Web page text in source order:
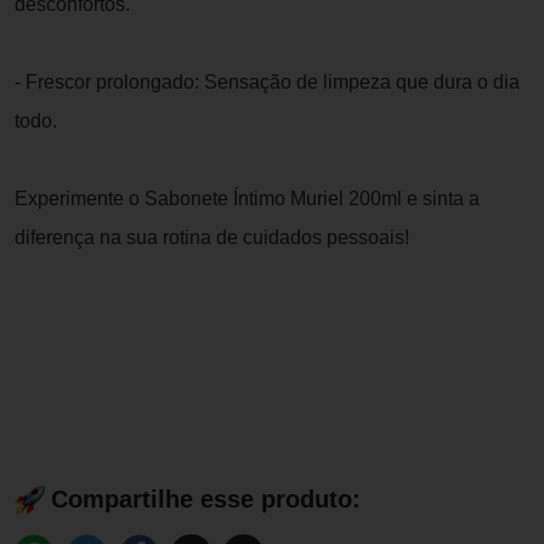
- Frescor prolongado: Sensação de limpeza que dura o dia
todo.
Experimente o Sabonete Íntimo Muriel 200ml e sinta a
diferença na sua rotina de cuidados pessoais!
Compartilhe esse produto: